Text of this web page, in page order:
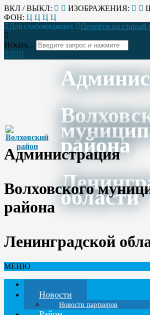
ВКЛ / ВЫКЛ: ИЗОБРАЖЕНИЯ:
ФОН: Ц Ц Ц Ц
Для слабовидящих
Перейти на старый
Искать...
района
области
Администрация
Волховского
района
Ленинградской
МЕНЮ
Новости
Новости партнеров